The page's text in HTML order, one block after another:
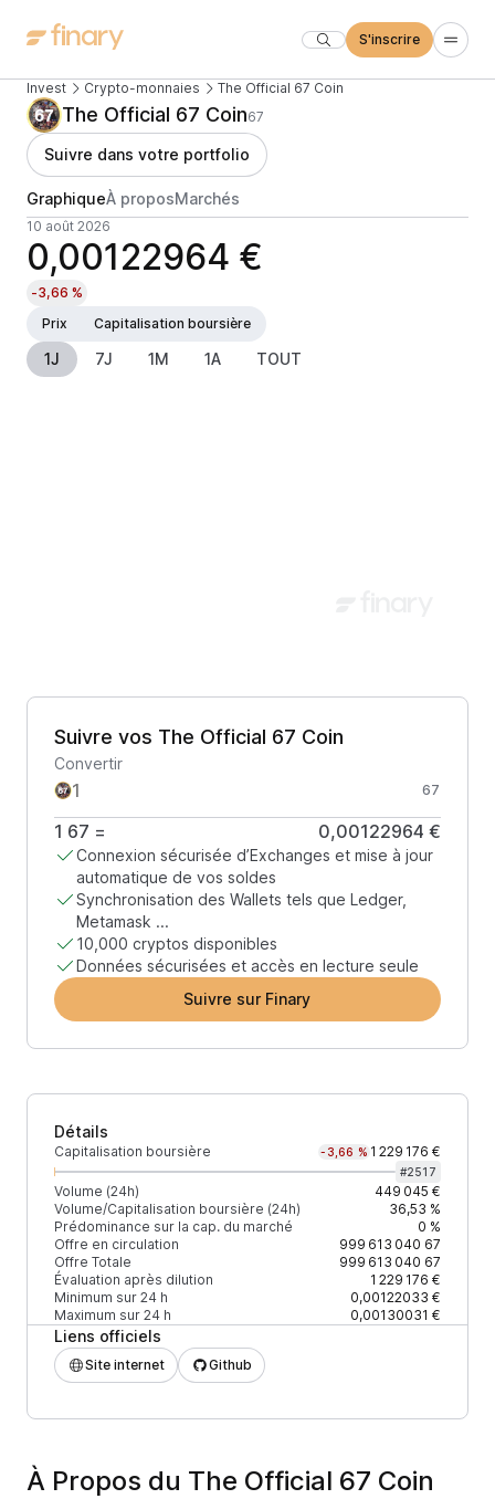
S'inscrire
Invest Crypto-monnaies The Official 67 Coin
The Official 67 Coin67
Suivre dans votre portfolio
GraphiqueÀ proposMarchés
10 août 2026
0,00122964 €
-3,66 %
Prix
Capitalisation boursière
1J 7J 1M 1A TOUT
Suivre vos The Official 67 Coin
Convertir
67
1 67 = 0,00122964 €
Connexion sécurisée d’Exchanges et mise à jour
automatique de vos soldes
Synchronisation des Wallets tels que Ledger,
Metamask ...
10,000 cryptos disponibles
Données sécurisées et accès en lecture seule
Suivre sur Finary
Détails
Capitalisation boursière -3,66 % 1 229 176 €
#2517
Volume (24h)
449 045 €
Volume/Capitalisation boursière (24h)
36,53 %
Prédominance sur la cap. du marché
0 %
Offre en circulation
999 613 040 67
Offre Totale
999 613 040 67
Évaluation après dilution
1 229 176 €
Minimum sur 24 h
0,00122033 €
Maximum sur 24 h
0,00130031 €
Liens officiels
Site internet Github
À Propos du The Official 67 Coin